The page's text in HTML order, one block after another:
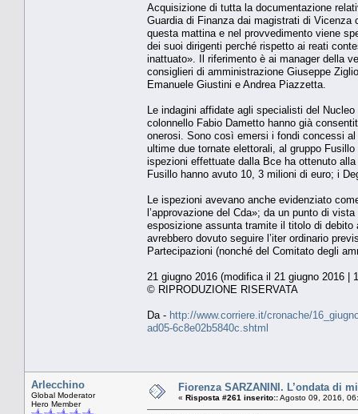
Acquisizione di tutta la documentazione
Guardia di Finanza dai magistrati di
questa mattina e nel provvedimento viene
dei suoi dirigenti perché rispetto ai reati
inattuato». Il riferimento è ai manager della
consiglieri di amministrazione Giuseppe
Emanuele Giustini e Andrea Piazzetta.
Le indagini affidate agli specialisti del
colonnello Fabio Dametto hanno già
onerosi. Sono così emersi i fondi concessi
ultime due tornate elettorali, al gruppo
ispezioni effettuate dalla Bce ha ottenuto
Fusillo hanno avuto 10, 3 milioni di euro; i
Le ispezioni avevano anche evidenziato
l’approvazione del Cda»; da un punto di
esposizione assunta tramite il titolo di
avrebbero dovuto seguire l’iter ordinario
Partecipazioni (nonché del Comitato degli
21 giugno 2016 (modifica il 21 giugno 2016 |
© RIPRODUZIONE RISERVATA
Da - http://www.corriere.it/cronache/
ad05-6c8e02b5840c.shtml
Arlecchino
Global Moderator
Hero Member
Fiorenza SARZANINI. L’ondata di
« Risposta #261 inserito::Agosto 09, 2016,